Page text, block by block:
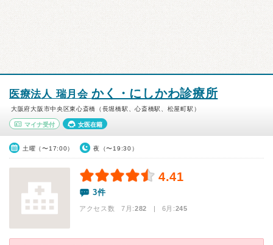
医療法人 瑞月会かく・にしかわ診療所
大阪府大阪市中央区東心斎橋（長堀橋駅、心斎橋駅、松屋町駅）
マイナ受付 女医在籍
土曜（〜17:00） 夜（〜19:30）
4.41
3件
アクセス数 7月:282 | 6月:245